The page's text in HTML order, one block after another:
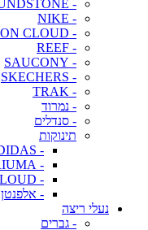
- BLUNDSTONE
- NIKE
- ON CLOUD
- REEF
- SAUCONY
- SKECHERS
- TRAK
- נמרוד
- סנדלים
תינוקות
- ADIDAS
- CARIUMA
- ON CLOUD
- אלפנטן
נעלי ריצה
- גברים